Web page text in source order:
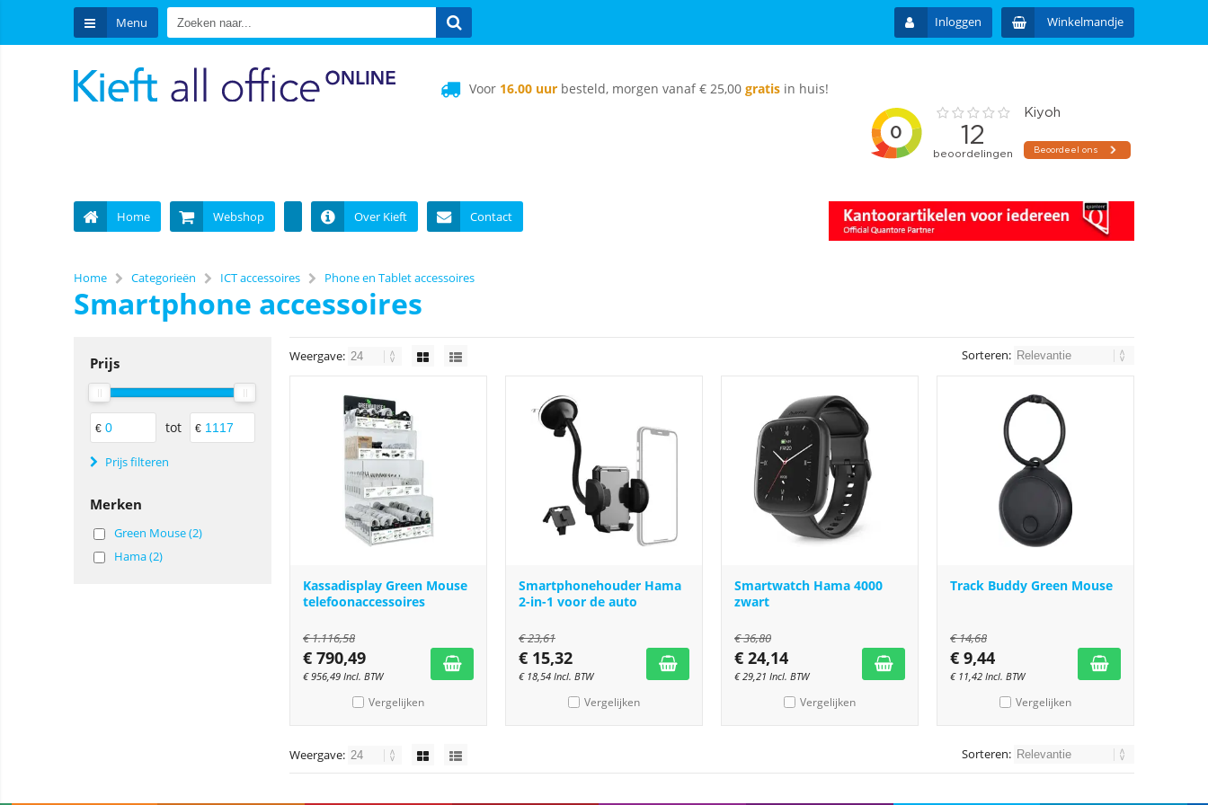
Menu Inloggen Winkelmandje
Voor 16.00 uur besteld, morgen vanaf € 25,00 gratis in huis!
Home Webshop Over Kieft Contact
Home Categorieën ICT accessoires Phone en Tablet accessoires
Smartphone accessoires
Prijs
€ tot €
Prijs filteren
Merken
Green Mouse (2)
Hama (2)
Weergave: Sorteren:
Kassadisplay Green Mouse
telefoonaccessoires
€1.116,58
€ 790,49
€ 956,49 Incl. BTW
Vergelijken
Smartphonehouder Hama
2-in-1 voor de auto
€23,61
€ 15,32
€ 18,54 Incl. BTW
Vergelijken
Smartwatch Hama 4000
zwart
€36,80
€ 24,14
€29,21 Incl. BTW
Vergelijken
Track Buddy Green Mouse
€14,68
€ 9,44
€ 11,42 Incl. BTW
Vergelijken
Weergave: Sorteren: